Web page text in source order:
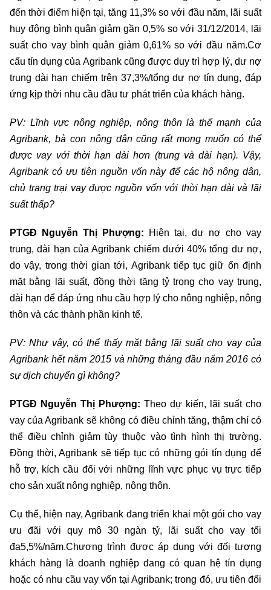
đến thời điểm hiện tại, tăng 11,3% so với đầu năm, lãi suất
huy động bình quân giảm gần 0,5% so với 31/12/2014, lãi
suất cho vay bình quân giảm 0,61% so với đầu năm.Cơ
cấu tín dụng của Agribank cũng được duy trì hợp lý, dư nợ
trung dài hạn chiếm trên 37,3%/tổng dư nợ tín dụng, đáp
ứng kịp thời nhu cầu đầu tư phát triển của khách hàng.
PV: Lĩnh vực nông nghiệp, nông thôn là thế mạnh của
Agribank, bà con nông dân cũng rất mong muốn có thể
được vay với thời hạn dài hơn (trung và dài hạn). Vậy,
Agribank có ưu tiên nguồn vốn này để các hộ nông dân,
chủ trang trại vay được nguồn vốn với thời hạn dài và lãi
suất thấp?
PTGĐ Nguyễn Thị Phượng:
Hiện tại, dư nợ cho vay
trung, dài hạn của Agribank chiếm dưới 40% tổng dư nợ,
do vậy, trong thời gian tới, Agribank tiếp tục giữ ổn định
mặt bằng lãi suất, đồng thời tăng tỷ trọng cho vay trung,
dài hạn để đáp ứng nhu cầu hợp lý cho nông nghiệp, nông
thôn và các thành phần kinh tế.
PV: Như vậy, có thể thấy mặt bằng lãi suất cho vay của
Agribank hết năm 2015 và những tháng đầu năm 2016 có
sự dịch chuyển gì không?
PTGĐ Nguyễn Thị Phượng: Theo dự kiến, lãi suất cho
vay của Agribank sẽ không có điều chỉnh tăng, thậm chí có
thể điều chỉnh giảm tùy thuộc vào tình hình thị trường.
Đồng thời, Agribank sẽ tiếp tục có những gói tín dụng để
hỗ trợ, kích cầu đối với những lĩnh vực phục vụ trực tiếp
cho sản xuất nông nghiệp, nông thôn.
Cụ thể, hiện nay, Agribank đang triển khai một gói cho vay
ưu đãi với quy mô 30 ngàn tỷ, lãi suất cho vay tối
đa5,5%/năm.Chương trình được áp dụng với đối tượng
khách hàng là doanh nghiệp đang có quan hệ tín dụng
hoặc có nhu cầu vay vốn tại Agribank; trong đó, ưu tiên đối